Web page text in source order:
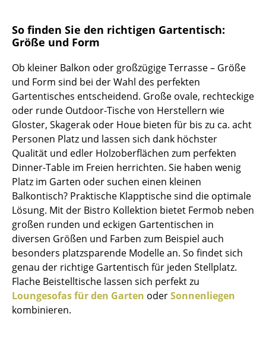
Wandleuchten
Outdoor-Leuchten
Akkuleuchten
... alle Leuchten
Betten
Doppelbetten
Einzelbetten
Stapelbetten
Kinderbetten
Nachttische & Bettzubehör
... alle Betten
Accessoires
So finden Sie den richtigen Gartentisch:
Größe und Form
Ob kleiner Balkon oder großzügige Terrasse – Größe
und Form sind bei der Wahl des perfekten
Gartentisches entscheidend. Große ovale, rechteckige
oder runde Outdoor-Tische von Herstellern wie
Gloster, Skagerak oder Houe bieten für bis zu ca. acht
Personen Platz und lassen sich dank höchster
Qualität und edler Holzoberflächen zum perfekten
Dinner-Table im Freien herrichten. Sie haben wenig
Platz im Garten oder suchen einen kleinen
Balkontisch? Praktische Klapptische sind die optimale
Lösung. Mit der Bistro Kollektion bietet Fermob neben
großen runden und eckigen Gartentischen in
diversen Größen und Farben zum Beispiel auch
besonders platzsparende Modelle an. So findet sich
genau der richtige Gartentisch für jeden Stellplatz.
Flache Beistelltische lassen sich perfekt zu
Loungesofas für den Garten oderSonnenliegen
kombinieren.